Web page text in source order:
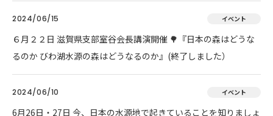
2024/06/15 イベント
６月２２日 滋賀県支部室谷会長講演開催 🌳『日本の森はどうな
るのか びわ湖水源の森はどうなるのか』(終了しました）
2024/06/10 イベント
6月26日・27日 今、日本の水源地で起きていることを知りましょ